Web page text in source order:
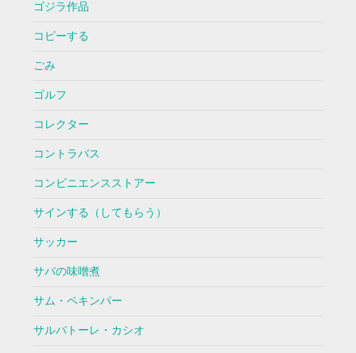
ゴジラ作品
コピーする
ごみ
ゴルフ
コレクター
コントラバス
コンビニエンスストアー
サインする（してもらう）
サッカー
サバの味噌煮
サム・ペキンパー
サルバトーレ・カシオ